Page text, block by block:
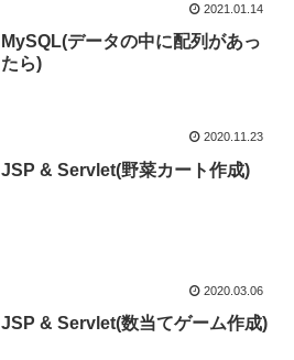
2021.01.14
MySQL(データの中に配列があっ
たら)
2020.11.23
JSP & Servlet(野菜カート作成)
2020.03.06
JSP & Servlet(数当てゲーム作成)